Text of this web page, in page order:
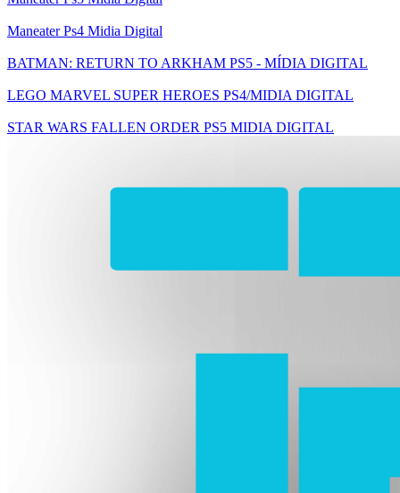
Maneater Ps4 Midia Digital
BATMAN: RETURN TO ARKHAM PS5 - MÍDIA DIGITAL
LEGO MARVEL SUPER HEROES PS4/MIDIA DIGITAL
STAR WARS FALLEN ORDER PS5 MIDIA DIGITAL